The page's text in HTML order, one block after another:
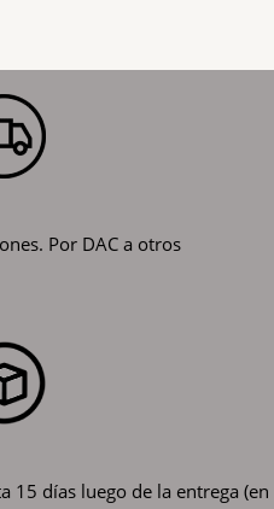
Por DAC a otros
15 días luego de la entrega (en